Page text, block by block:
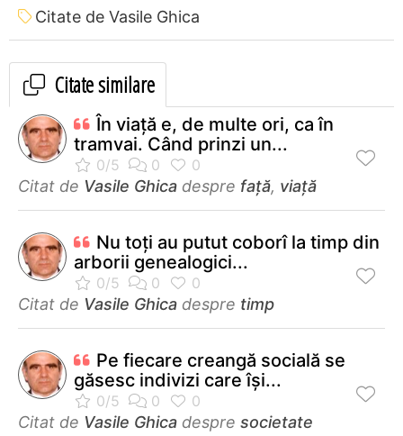
Citate de Vasile Ghica
Citate similare
În viaţă e, de multe ori, ca în
tramvai. Când prinzi un...
Citat de Vasile Ghica despre față, viață
Nu toţi au putut coborî la timp din
arborii genealogici...
Citat de Vasile Ghica despre timp
Pe fiecare creangă socială se
găsesc indivizi care își...
Citat de Vasile Ghica despre societate